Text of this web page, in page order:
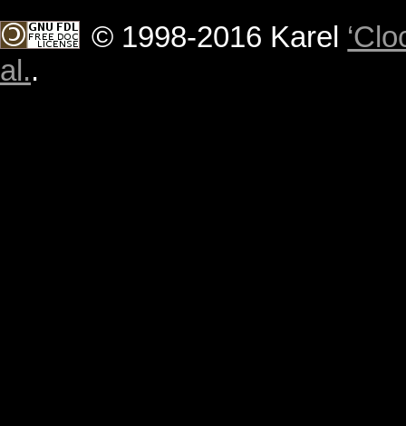
© 1998-2016 Karel
al..